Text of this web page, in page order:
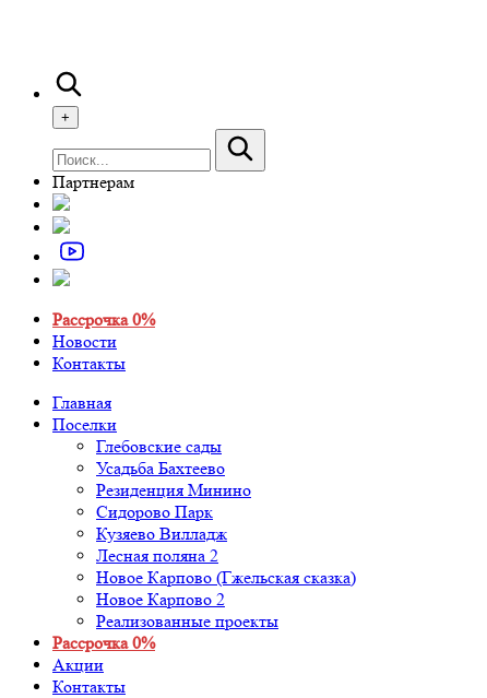
+
Партнерам
Рассрочка 0%
Новости
Контакты
Главная
Поселки
Глебовские сады
Усадьба Бахтеево
Резиденция Минино
Сидорово Парк
Кузяево Вилладж
Лесная поляна 2
Новое Карпово (Гжельская сказка)
Новое Карпово 2
Реализованные проекты
Рассрочка 0%
Акции
Контакты